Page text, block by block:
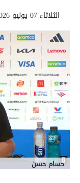
الثلاثاء 07 يوليو 2026 | 10:42 صباحاً
حسام حسن